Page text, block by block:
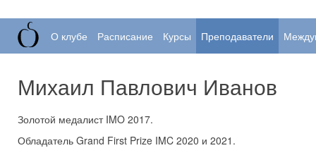
О клубе Расписание Курсы Преподаватели
Михаил Павлович Иванов
Золотой медалист IMO 2017.
Обладатель Grand First Prize IMC 2020 и 2021.